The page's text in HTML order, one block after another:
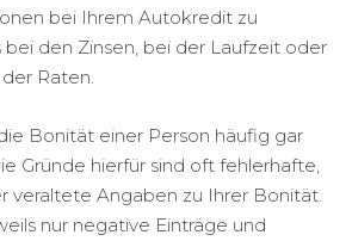
bei Ihrem Autokredit zu
bei den Zinsen, bei der Laufzeit oder
Raten.
Bonität einer Person häufig gar
Gründe hierfür sind oft fehlerhafte,
veraltete Angaben zu Ihrer Bonität.
nur negative Einträge und